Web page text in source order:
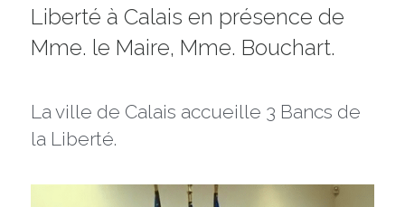
Liberté à Calais en présence de
Mme. le Maire, Mme. Bouchart.
La ville de Calais accueille 3 Bancs de
la Liberté.